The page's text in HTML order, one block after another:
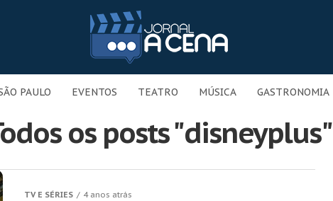
PAULO EVENTOS TEATRO MÚSICA GASTRONOMIA
os posts "disneyplus"
TV E SÉRIES 4 anos atrás